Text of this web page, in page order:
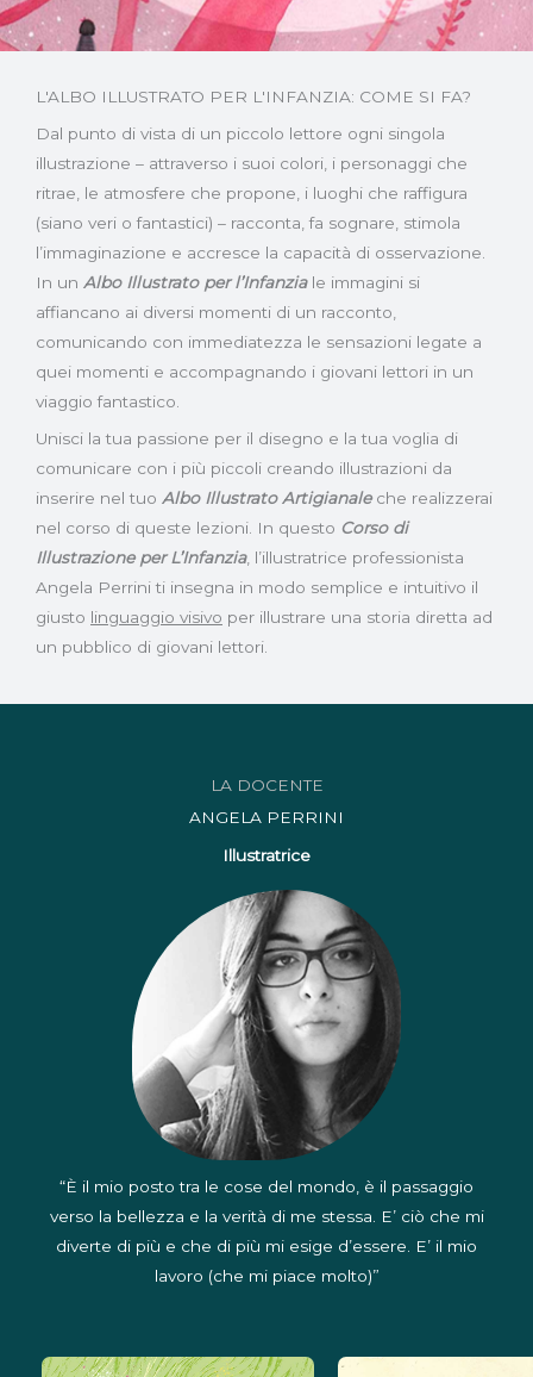
L'ALBO ILLUSTRATO PER L'INFANZIA: COME SI FA?
Dal punto di vista di un piccolo lettore ogni singola
illustrazione – attraverso i suoi colori, i personaggi che
ritrae, le atmosfere che propone, i luoghi che raffigura
(siano veri o fantastici) – racconta, fa sognare, stimola
l’immaginazione e accresce la capacità di osservazione.
In un Albo Illustrato per l’Infanziale immagini si
affiancano ai diversi momenti di un racconto,
comunicando con immediatezza le sensazioni legate a
quei momenti e accompagnando i giovani lettori in un
viaggio fantastico.
Unisci la tua passione per il disegno e la tua voglia di
comunicare con i più piccoli creando illustrazioni da
inserire nel tuo Albo Illustrato Artigianaleche realizzerai
nel corso di queste lezioni. In questo Corso di
Illustrazione per L’Infanzia, l’illustratrice professionista
Angela Perrini ti insegna in modo semplice e intuitivo il
giusto linguaggio visivo per illustrare una storia diretta ad
un pubblico di giovani lettori.
LA DOCENTE
ANGELA PERRINI
Illustratrice
“È il mio posto tra le cose del mondo, è il passaggio
verso la bellezza e la verità di me stessa. E’ ciò che mi
diverte di più e che di più mi esige d’essere. E’ il mio
lavoro (che mi piace molto)”